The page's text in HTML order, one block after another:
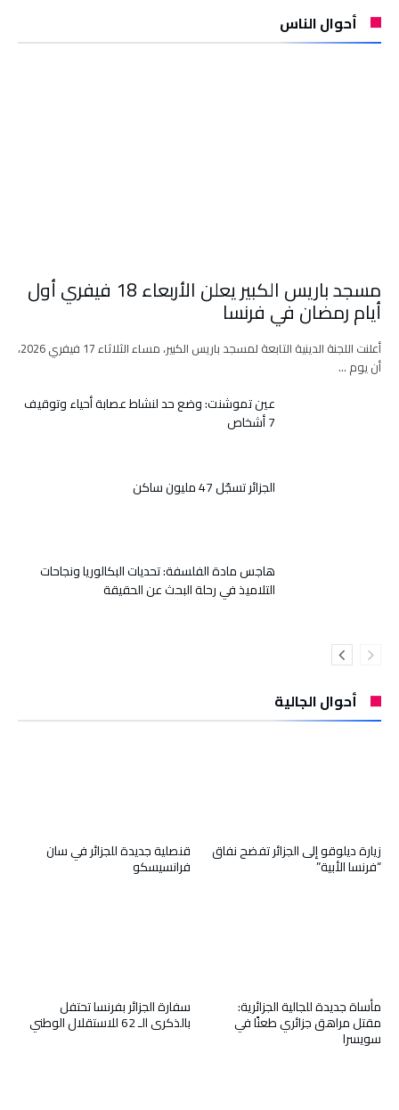
أحوال الناس
مسجد باريس الكبير يعلن الأربعاء 18 فيفري أول
أيام رمضان في فرنسا
أعلنت اللجنة الدينية التابعة لمسجد باريس الكبير، مساء الثلاثاء 17 فيفري 2026،
أن يوم …
عين تموشنت: وضع حد لنشاط عصابة أحياء وتوقيف
7 أشخاص
الجزائر تسجّل 47 مليون ساكن
هاجس مادة الفلسفة: تحديات البكالوريا ونجاحات
التلاميذ في رحلة البحث عن الحقيقة
أحوال الجالية
قنصلية جديدة للجزائر في سان
فرانسيسكو
زيارة ديلوقو إلى الجزائر تفضح نفاق
“فرنسا الأبية”
سفارة الجزائر بفرنسا تحتفل
بالذكرى الـ 62 للاستقلال الوطني
مأساة جديدة للجالية الجزائرية:
مقتل مراهق جزائري طعنًا في
سويسرا